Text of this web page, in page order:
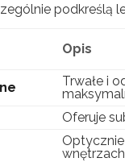
podkreślą
Opis
Trwałe i
Oferuje